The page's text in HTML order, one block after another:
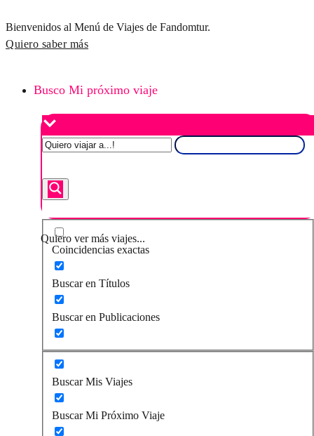
Bienvenidos al Menú de Viajes de Fandomtur.
Quiero saber más
Busco Mi próximo viaje
Quiero ver más viajes...
Coincidencias exactas
Buscar en Títulos
Buscar en Publicaciones
Buscar Mis Viajes
Buscar Mi Próximo Viaje